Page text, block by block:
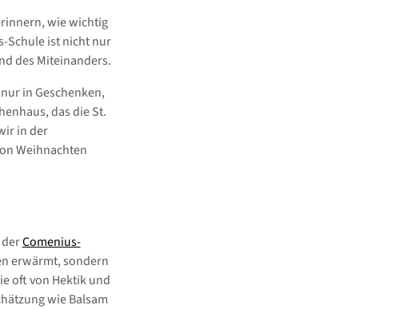
wie wichtig
Schule ist nicht nur
des Miteinanders.
in Geschenken,
das die St.
in der
Weihnachten
Comenius-
erwärmt, sondern
oft von Hektik und
wie Balsam